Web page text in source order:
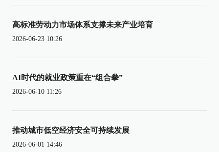
高标准劳动力市场体系支撑未来产业培育
2026-06-23 10:26
AI时代的就业政策重在“组合拳”
2026-06-10 11:26
推动城市低空经济安全可持续发展
2026-06-01 14:46